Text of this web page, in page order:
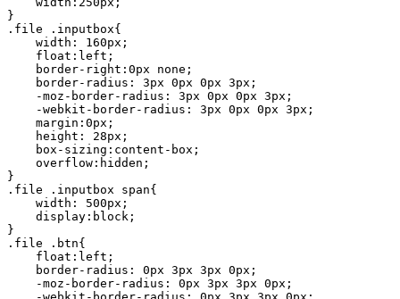
}
.file .inputbox{
    width: 160px;
    float:left;
    border-right:0px none;
    border-radius: 3px 0px 0px 3px;
    -moz-border-radius: 3px 0px 0px 3px;
    -webkit-border-radius: 3px 0px 0px 3px;
    margin:0px;
    height: 28px;
    box-sizing:content-box;
    overflow:hidden;
}
.file .inputbox span{
    width: 500px;
    display:block;
}
.file .btn{
    float:left;
    border-radius: 0px 3px 3px 0px;
    -moz-border-radius: 0px 3px 3px 0px;